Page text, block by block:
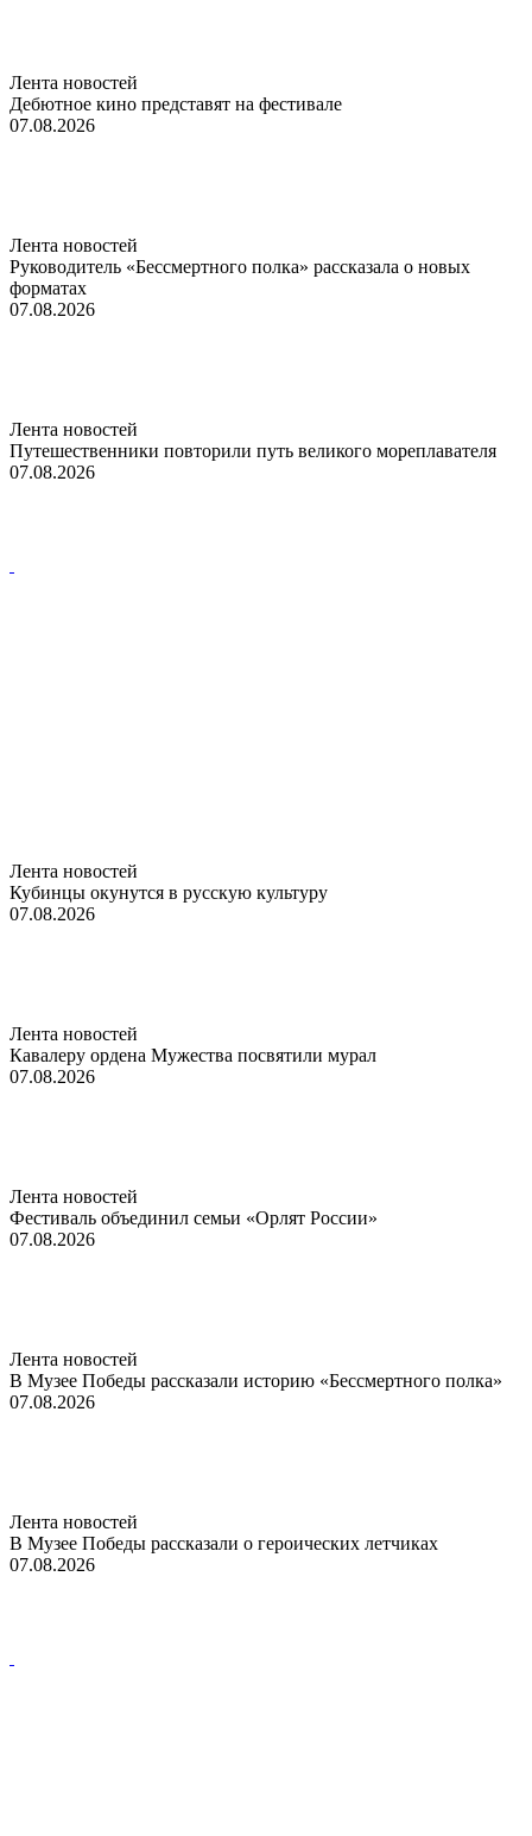
Лента новостей
Дебютное кино представят на фестивале
07.08.2026
Лента новостей
Руководитель «Бессмертного полка» рассказала о новых
форматах
07.08.2026
Лента новостей
Путешественники повторили путь великого мореплавателя
07.08.2026
Лента новостей
Кубинцы окунутся в русскую культуру
07.08.2026
Лента новостей
Кавалеру ордена Мужества посвятили мурал
07.08.2026
Лента новостей
Фестиваль объединил семьи «Орлят России»
07.08.2026
Лента новостей
В Музее Победы рассказали историю «Бессмертного полка»
07.08.2026
Лента новостей
В Музее Победы рассказали о героических летчиках
07.08.2026